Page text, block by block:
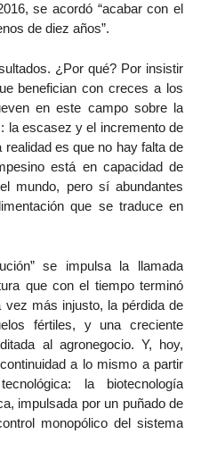
se acordó “acabar con el
de diez años”.
¿Por qué? Por insistir
benefician con creces a los
en este campo sobre la
la escasez y el incremento de
es que no hay falta de
está en capacidad de
mundo, pero sí abundantes
que se traduce en
se impulsa la llamada
que con el tiempo terminó
vez más injusto, la pérdida de
fértiles, y una creciente
al agronegocio. Y, hoy,
a lo mismo a partir
la biotecnología
impulsada por un puñado de
monopólico del sistema